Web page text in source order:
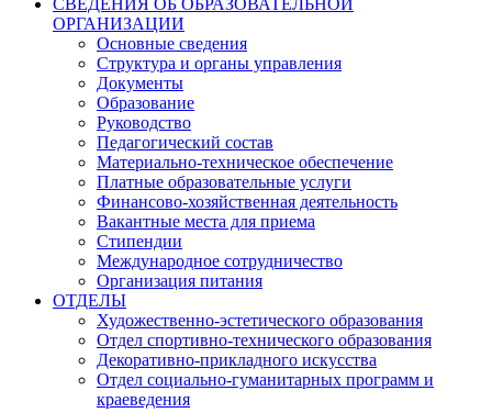
ОРГАНИЗАЦИИ
Основные сведения
Структура и органы управления
Документы
Образование
Руководство
Педагогический состав
Материально-техническое обеспечение
Платные образовательные услуги
Финансово-хозяйственная деятельность
Вакантные места для приема
Стипендии
Международное сотрудничество
Организация питания
ОТДЕЛЫ
Художественно-эстетического образования
Отдел спортивно-технического образования
Декоративно-прикладного искусства
Отдел социально-гуманитарных программ и
краеведения